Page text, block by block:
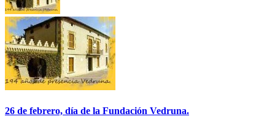
26 de febrero, día de la Fundación Vedruna.